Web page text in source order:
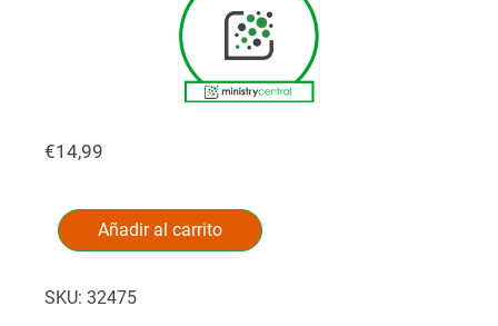
€14,99
Leadership
cantidad
Añadir al carrito
SKU: 32475